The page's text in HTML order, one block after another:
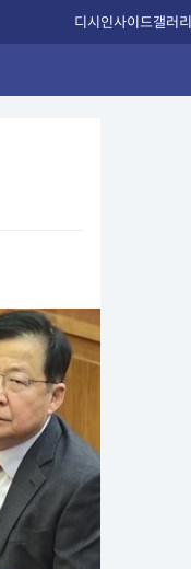
디시인사이드갤러리